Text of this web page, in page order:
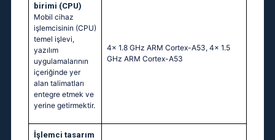
birimi (CPU)
Mobil cihaz
işlemcisinin (CPU)
temel işlevi,
yazılım
uygulamalarının
içeriğinde yer
alan talimatları
entegre etmek ve
yerine getirmektir.
4x 1.8 GHz ARM Cortex-A53, 4x 1.5
GHz ARM Cortex-A53
İşlemci tasarım